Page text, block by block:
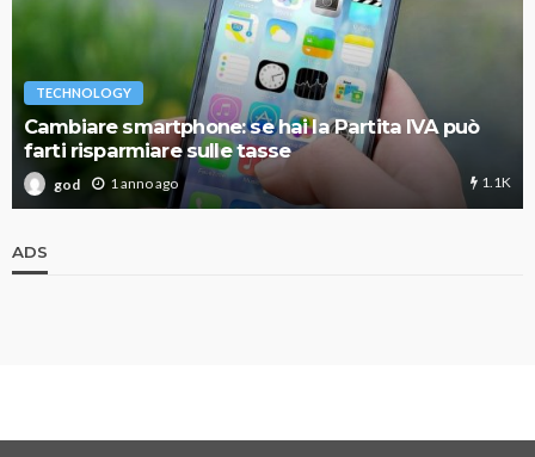
TECHNOLOGY
Cambiare smartphone: se hai la Partita IVA può
farti risparmiare sulle tasse
god 1 anno ago 1.1K
ADS